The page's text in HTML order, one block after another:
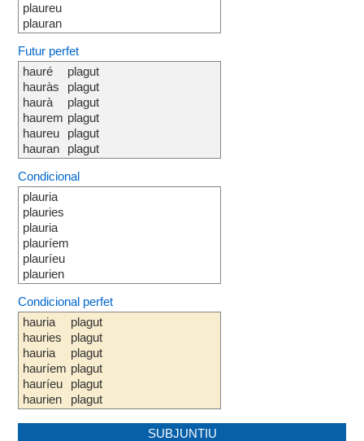
plaureu
plauran
Futur perfet
hauré
hauràs
haurà
haurem
haureu
hauran
plagut
plagut
plagut
plagut
plagut
plagut
Condicional
plauria
plauries
plauria
plauríem
plauríeu
plaurien
Condicional perfet
hauria
hauries
hauria
hauríem
hauríeu
haurien
plagut
plagut
plagut
plagut
plagut
plagut
SUBJUNTIU